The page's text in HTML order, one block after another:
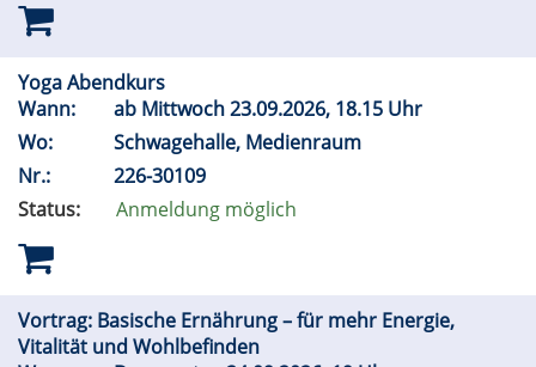
Yoga Abendkurs
Wann:
ab Mittwoch 23.09.2026, 18.15 Uhr
Wo:
Schwagehalle, Medienraum
Nr.:
226-30109
Status:
Anmeldung möglich
Vortrag: Basische Ernährung – für mehr Energie,
Vitalität und Wohlbefinden